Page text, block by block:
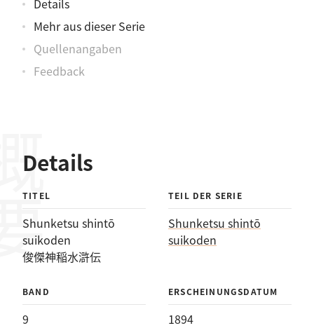
Details
Mehr aus dieser Serie
Quellenangaben
Feedback
Details
TITEL
Shunketsu shintō
suikoden
俊傑神稲水滸伝
TEIL DER SERIE
Shunketsu shintō
suikoden
BAND
9
ERSCHEINUNGSDATUM
1894